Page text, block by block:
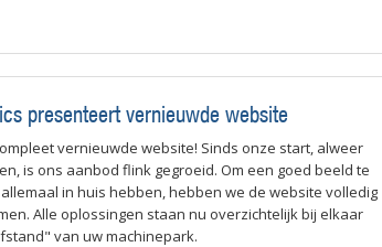
presenteert vernieuwde website
vernieuwde website! Sinds onze start, alweer
is ons aanbod flink gegroeid. Om een goed beeld te
in huis hebben, hebben we de website volledig
Alle oplossingen staan nu overzichtelijk bij elkaar
van uw machinepark.